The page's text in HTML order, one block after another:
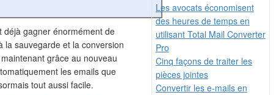
déjà gagner énormément de
sauvegarde et la conversion
grâce au nouveau
les emails que
tout aussi facile.
Les avocats économisent
des heures de temps en
utilisant Total Mail Converter
Pro
Cinq façons de traiter les
pièces jointes
Convertir les e-mails en